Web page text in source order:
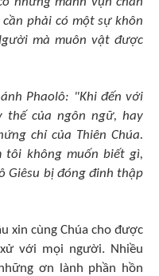
phải có một sự khôn
mà muôn vật được
Phaolô: "Khi đến với
thế của ngôn ngữ, hay
chỉ của Thiên Chúa.
tôi không muốn biết gì,
Giêsu bị đóng đinh thập
xin cùng Chúa cho được
với mọi người. Nhiều
ơn lành phần hồn